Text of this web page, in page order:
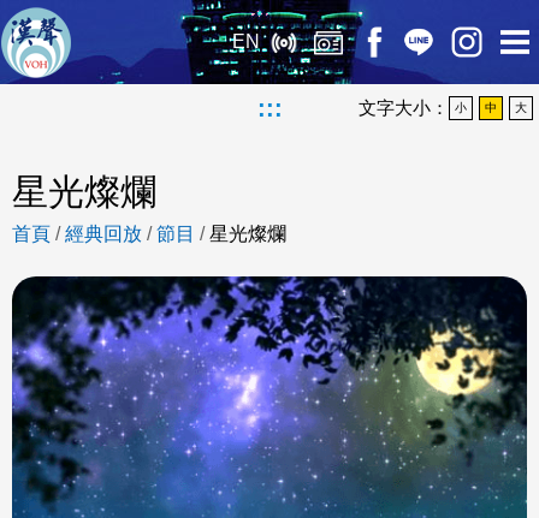
EN
::: 文字大小： 小 中 大
星光燦爛
首頁 /經典回放 /節目 /星光燦爛